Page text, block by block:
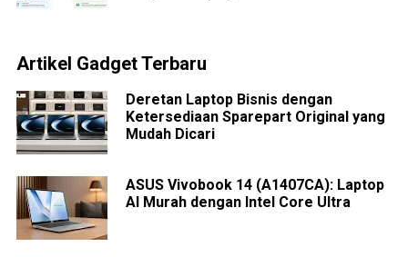
Artikel Gadget Terbaru
Deretan Laptop Bisnis dengan
Ketersediaan Sparepart Original yang
Mudah Dicari
ASUS Vivobook 14 (A1407CA): Laptop
AI Murah dengan Intel Core Ultra